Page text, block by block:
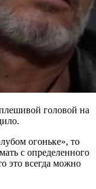
головой на
огоньке», то
с определенного
это всегда можно